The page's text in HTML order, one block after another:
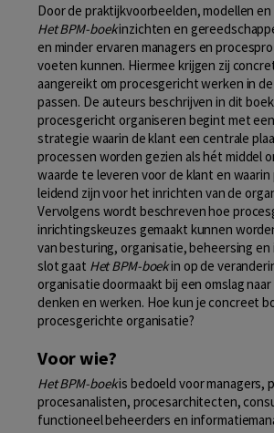
Door de praktijkvoorbeelden, modellen
Het BPM-boekinzichten en
en minder ervaren managers en
voeten kunnen. Hiermee krijgen zij
aangereikt om procesgericht werken in
passen. De auteurs beschrijven in dit
procesgericht organiseren begint met
strategie waarin de klant een centrale
processen worden gezien als hét middel
waarde te leveren voor de klant en
leidend zijn voor het inrichten van de
Vervolgens wordt beschreven hoe
inrichtingskeuzes gemaakt kunnen
van besturing, organisatie, beheersing en
slot gaat Het BPM-boekin op de
organisatie doormaakt bij een omslag
denken en werken. Hoe kun je concreet
procesgerichte organisatie?
Voor wie?
Het BPM-boekis bedoeld voor managers,
procesanalisten, procesarchitecten,
functioneel beheerders en